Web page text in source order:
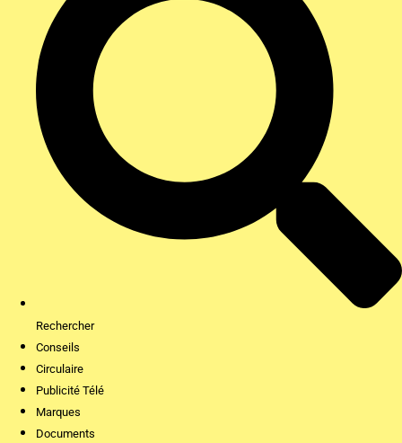
Rechercher
Conseils
Circulaire
Publicité Télé
Marques
Documents